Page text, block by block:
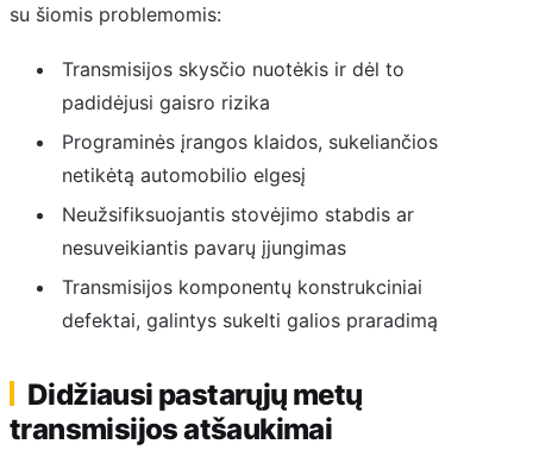
su šiomis problemomis:
Transmisijos skysčio nuotėkis ir dėl to
padidėjusi gaisro rizika
Programinės įrangos klaidos, sukeliančios
netikėtą automobilio elgesį
Neužsifiksuojantis stovėjimo stabdis ar
nesuveikiantis pavarų įjungimas
Transmisijos komponentų konstrukciniai
defektai, galintys sukelti galios praradimą
Didžiausi pastarųjų metų
transmisijos atšaukimai